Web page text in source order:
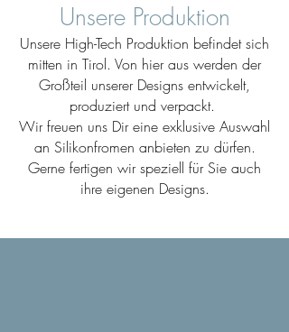
Unsere Produktion
Unsere High-Tech Produktion befindet sich
mitten in Tirol. Von hier aus werden der
Großteil unserer Designs entwickelt,
produziert und verpackt.
Wir freuen uns Dir eine exklusive Auswahl
an Silikonfromen anbieten zu dürfen.
Gerne fertigen wir speziell für Sie auch
ihre eigenen Designs.